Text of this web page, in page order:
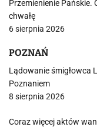
Przemienienie Pańskie.
chwałę
6 sierpnia 2026
POZNAŃ
Lądowanie śmigłowca
Poznaniem
8 sierpnia 2026
Coraz więcej aktów